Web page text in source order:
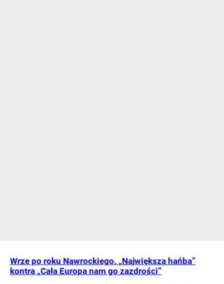
Wrze po roku Nawrockiego. „Największa hańba”
kontra „Cała Europa nam go zazdrości”